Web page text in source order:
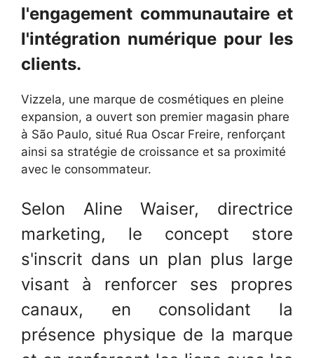
l'engagement communautaire et
l'intégration numérique pour les
clients.
Vizzela, une marque de cosmétiques en pleine
expansion, a ouvert son premier magasin phare
à São Paulo, situé Rua Oscar Freire, renforçant
ainsi sa stratégie de croissance et sa proximité
avec le consommateur.
Selon Aline Waiser, directrice
marketing, le concept store
s'inscrit dans un plan plus large
visant à renforcer ses propres
canaux, en consolidant la
présence physique de la marque